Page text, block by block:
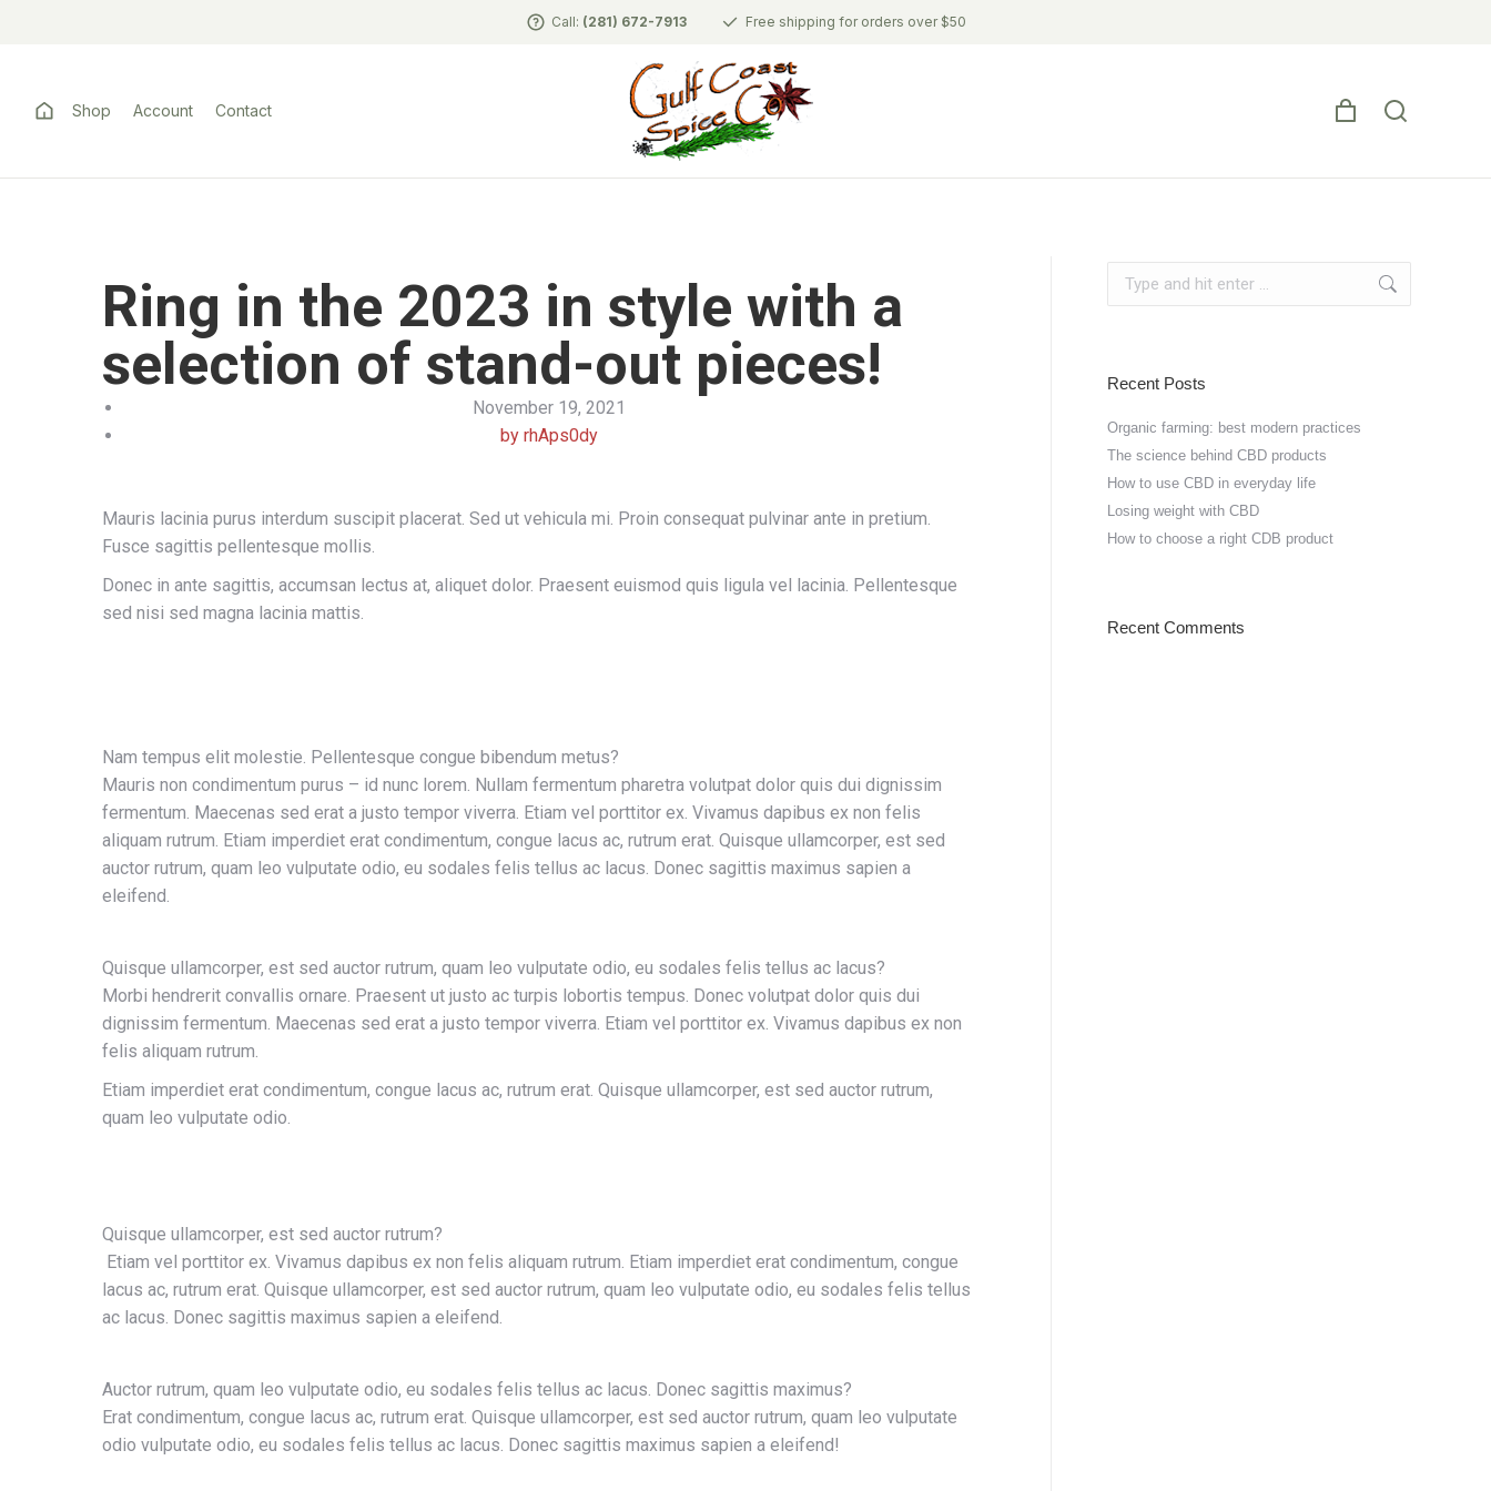
Call: (281) 672-7913 Free shipping for orders over $50
Shop Account Contact
Ring in the 2023 in style with a
selection of stand-out pieces!
November 19, 2021
byrhAps0dy
Mauris lacinia purus interdum suscipit placerat. Sed ut vehicula mi. Proin consequat pulvinar ante in pretium.
Fusce sagittis pellentesque mollis.
Donec in ante sagittis, accumsan lectus at, aliquet dolor. Praesent euismod quis ligula vel lacinia. Pellentesque
sed nisi sed magna lacinia mattis.
Nam tempus elit molestie. Pellentesque congue bibendum metus?
Mauris non condimentum purus – id nunc lorem. Nullam fermentum pharetra volutpat dolor quis dui dignissim
fermentum. Maecenas sed erat a justo tempor viverra. Etiam vel porttitor ex. Vivamus dapibus ex non felis
aliquam rutrum. Etiam imperdiet erat condimentum, congue lacus ac, rutrum erat. Quisque ullamcorper, est sed
auctor rutrum, quam leo vulputate odio, eu sodales felis tellus ac lacus. Donec sagittis maximus sapien a
eleifend.
Quisque ullamcorper, est sed auctor rutrum, quam leo vulputate odio, eu sodales felis tellus ac lacus?
Morbi hendrerit convallis ornare. Praesent ut justo ac turpis lobortis tempus. Donec volutpat dolor quis dui
dignissim fermentum. Maecenas sed erat a justo tempor viverra. Etiam vel porttitor ex. Vivamus dapibus ex non
felis aliquam rutrum.
Etiam imperdiet erat condimentum, congue lacus ac, rutrum erat. Quisque ullamcorper, est sed auctor rutrum,
quam leo vulputate odio.
Quisque ullamcorper, est sed auctor rutrum?
Etiam vel porttitor ex. Vivamus dapibus ex non felis aliquam rutrum. Etiam imperdiet erat condimentum, congue
lacus ac, rutrum erat. Quisque ullamcorper, est sed auctor rutrum, quam leo vulputate odio, eu sodales felis tellus
ac lacus. Donec sagittis maximus sapien a eleifend.
Auctor rutrum, quam leo vulputate odio, eu sodales felis tellus ac lacus. Donec sagittis maximus?
Erat condimentum, congue lacus ac, rutrum erat. Quisque ullamcorper, est sed auctor rutrum, quam leo vulputate
odio vulputate odio, eu sodales felis tellus ac lacus. Donec sagittis maximus sapien a eleifend!
Recent Posts
Organic farming: best modern practices
The science behind CBD products
How to use CBD in everyday life
Losing weight with CBD
How to choose a right CDB product
Recent Comments